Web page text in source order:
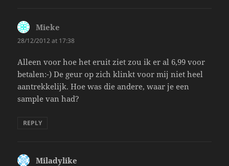
Mieke
28/12/2012 at 17:38
Alleen voor hoe het eruit ziet zou ik er al 6,99 voor
betalen:-) De geur op zich klinkt voor mij niet heel
aantrekkelijk. Hoe was die andere, waar je een
sample van had?
REPLY
Miladylike